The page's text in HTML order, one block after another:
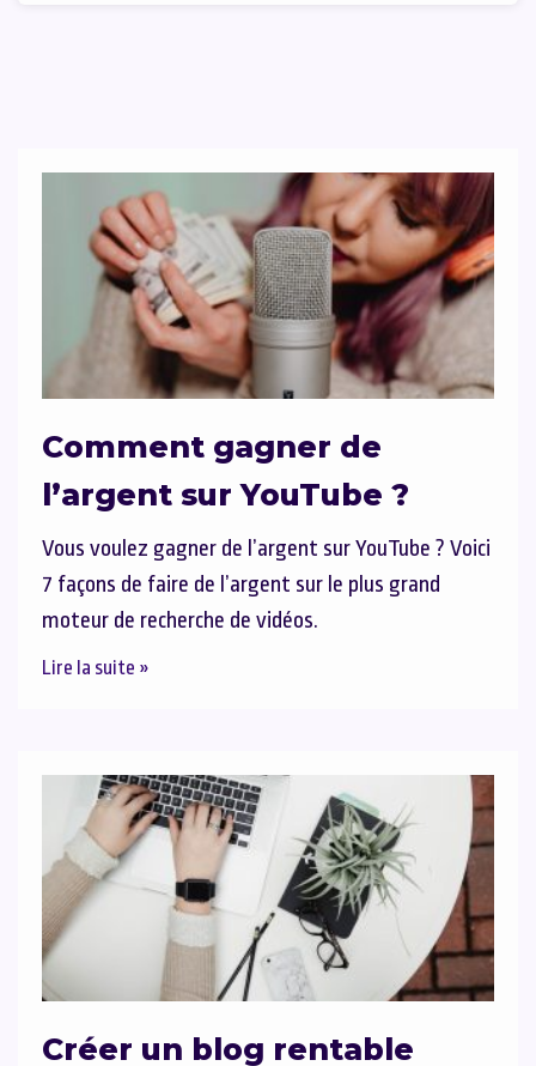
Comment gagner de
l’argent sur YouTube ?
Vous voulez gagner de l’argent sur YouTube ? Voici
7 façons de faire de l’argent sur le plus grand
moteur de recherche de vidéos.
Lire la suite »
Créer un blog rentable